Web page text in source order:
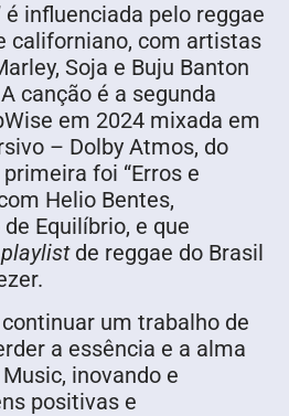
é influenciada pelo reggae
californiano, com artistas
Soja e Buju Banton
canção é a segunda
em 2024 mixada em
– Dolby Atmos, do
foi “Erros e
Helio Bentes,
Equilíbrio, e que
playlistde reggae do Brasil
um trabalho de
a essência e a alma
inovando e
positivas e